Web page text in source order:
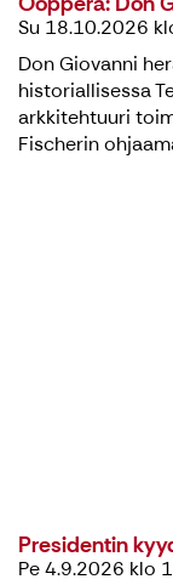
Su 18.10.2026
Don Giovanni
historiallisessa
arkkitehtuuri
Fischerin
Presidentin
Pe 4.9.2026 klo